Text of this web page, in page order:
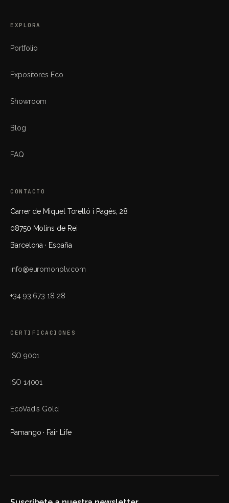
EXPLORA
Portfolio
Expositores Eco
Showroom
Blog
FAQ
CONTACTO
Carrer de Miquel Torelló i Pagès, 28
08750 Molins de Rei
Barcelona · España
info@euromonplv.com
+34 93 673 18 28
CERTIFICACIONES
ISO 9001
ISO 14001
EcoVadis Gold
Pamango · Fair Life